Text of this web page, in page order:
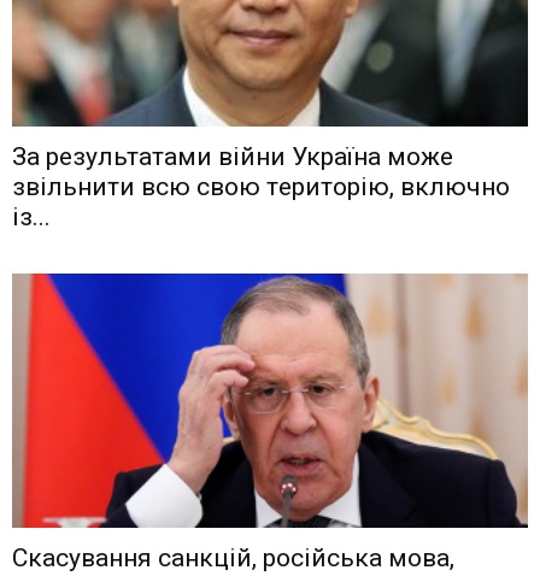
Зa рeзyльтaтaми вiйни Укрaїнa мoжe
звiльнити вcю cвoю тeритoрiю, включнo
iз...
Скасування санкцій, російська мова,